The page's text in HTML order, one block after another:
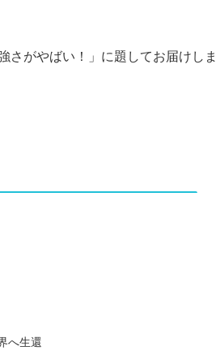
さがやばい！」に題してお届けしま
へ生還